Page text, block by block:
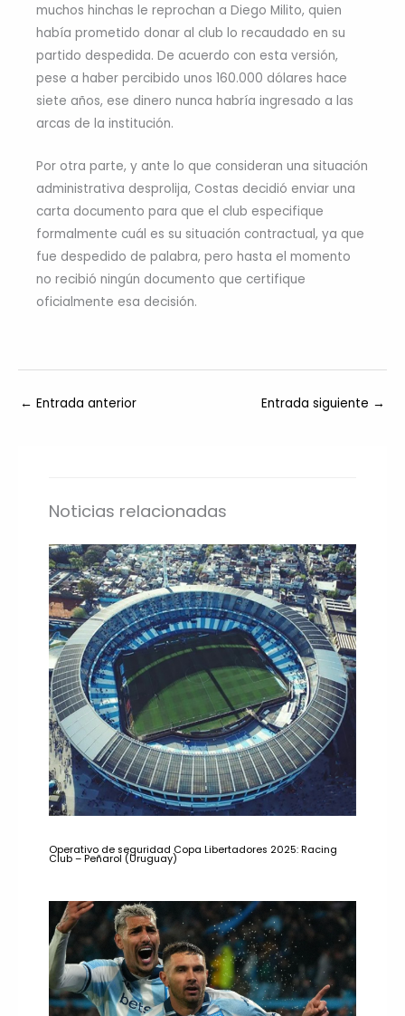
muchos hinchas le reprochan a Diego Milito, quien
había prometido donar al club lo recaudado en su
partido despedida. De acuerdo con esta versión,
pese a haber percibido unos 160.000 dólares hace
siete años, ese dinero nunca habría ingresado a las
arcas de la institución.
Por otra parte, y ante lo que consideran una situación
administrativa desprolija, Costas decidió enviar una
carta documento para que el club especifique
formalmente cuál es su situación contractual, ya que
fue despedido de palabra, pero hasta el momento
no recibió ningún documento que certifique
oficialmente esa decisión.
← Entrada anterior Entrada siguiente →
Noticias relacionadas
Operativo de seguridad Copa Libertadores 2025: Racing
Club – Peñarol (Uruguay)